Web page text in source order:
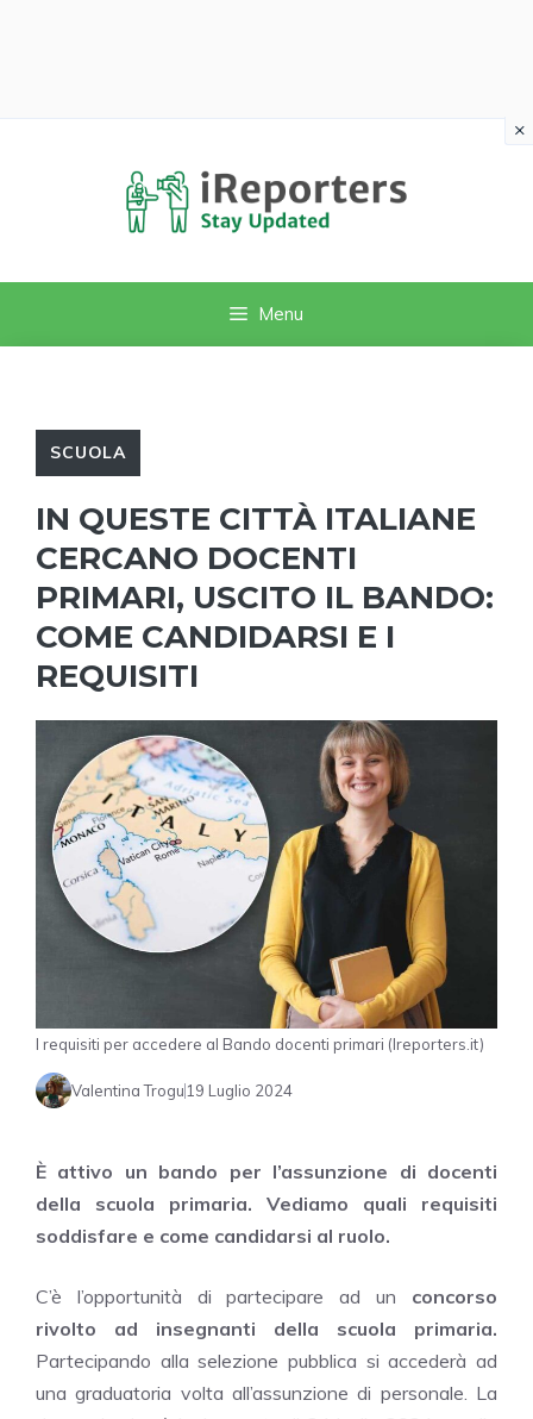
Menu
SCUOLA
IN QUESTE CITTÀ ITALIANE
CERCANO DOCENTI
PRIMARI, USCITO IL BANDO:
COME CANDIDARSI E I
REQUISITI
I requisiti per accedere al Bando docenti primari (Ireporters.it)
Valentina Trogu 19 Luglio 2024
È attivo un bando per l’assunzione di docenti
della scuola primaria. Vediamo quali requisiti
soddisfare e come candidarsi al ruolo.
C’è l’opportunità di partecipare ad un concorso
rivolto ad insegnanti della scuola primaria.
Partecipando alla selezione pubblica si accederà ad
una graduatoria volta all’assunzione di personale. La
×